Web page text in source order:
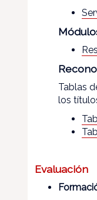
Tablas
los
Evaluación